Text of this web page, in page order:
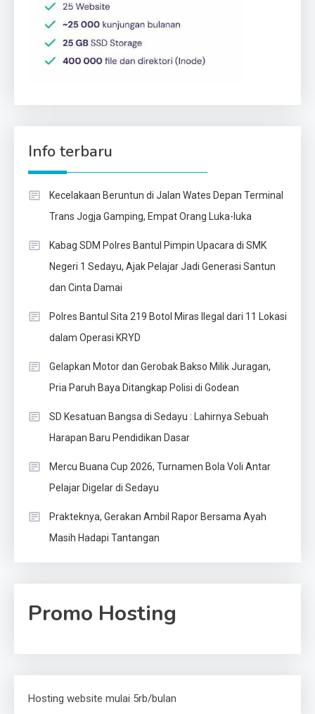
Info terbaru
Kecelakaan Beruntun di Jalan Wates Depan Terminal
Trans Jogja Gamping, Empat Orang Luka-luka
Kabag SDM Polres Bantul Pimpin Upacara di SMK
Negeri 1 Sedayu, Ajak Pelajar Jadi Generasi Santun
dan Cinta Damai
Polres Bantul Sita 219 Botol Miras Ilegal dari 11 Lokasi
dalam Operasi KRYD
Gelapkan Motor dan Gerobak Bakso Milik Juragan,
Pria Paruh Baya Ditangkap Polisi di Godean
SD Kesatuan Bangsa di Sedayu : Lahirnya Sebuah
Harapan Baru Pendidikan Dasar
Mercu Buana Cup 2026, Turnamen Bola Voli Antar
Pelajar Digelar di Sedayu
Prakteknya, Gerakan Ambil Rapor Bersama Ayah
Masih Hadapi Tantangan
Promo Hosting
Hosting website mulai 5rb/bulan